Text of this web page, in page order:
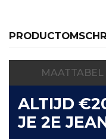
ALTIJD
JE 2E